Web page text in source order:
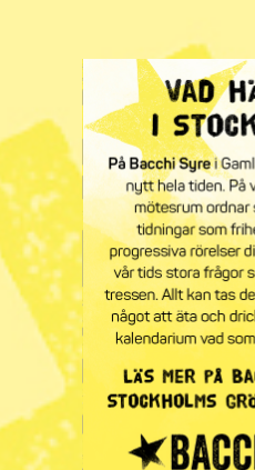
Radar · Miljö
45
år
Publicerad 2026-07-26